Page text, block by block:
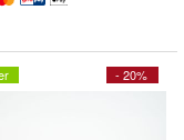
- 20%